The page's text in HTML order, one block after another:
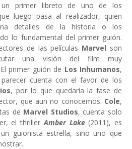
primer libreto de uno de los
luego pasa al realizador, quien
detalles de la historia o los
lo fundamental del primer guión.
de las películas Marvel son
una visión del film muy
primer guión de Los Inhumanos,
cuenta con el favor de los
, por lo que quedaría la fase de
que aun no conocemos. Cole,
de Marvel Studios, cuenta solo
el thriller Amber Lake (2011), es
guionista estrella, sino uno que